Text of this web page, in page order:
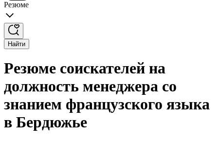
Резюме
Найти
Резюме соискателей на
должность менеджера со
знанием французского языка
в Бердюжье